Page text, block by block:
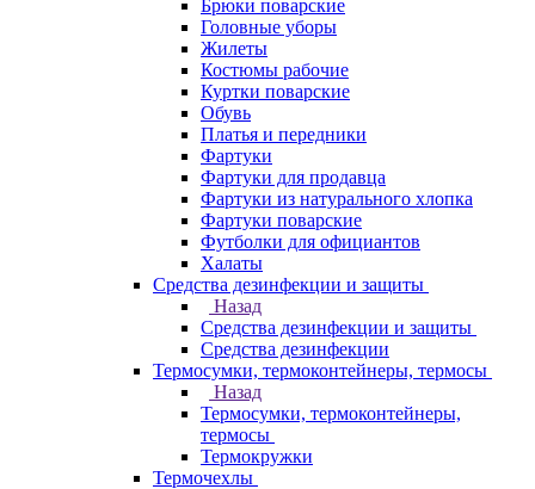
Брюки поварские
Головные уборы
Жилеты
Костюмы рабочие
Куртки поварские
Обувь
Платья и передники
Фартуки
Фартуки для продавца
Фартуки из натурального хлопка
Фартуки поварские
Футболки для официантов
Халаты
Средства дезинфекции и защиты
Назад
Средства дезинфекции и защиты
Средства дезинфекции
Термосумки, термоконтейнеры, термосы
Назад
Термосумки, термоконтейнеры,
термосы
Термокружки
Термочехлы